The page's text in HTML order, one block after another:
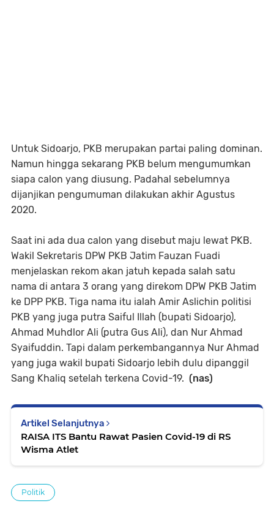
Untuk Sidoarjo, PKB merupakan partai paling dominan.
Namun hingga sekarang PKB belum mengumumkan
siapa calon yang diusung. Padahal sebelumnya
dijanjikan pengumuman dilakukan akhir Agustus
2020.
Saat ini ada dua calon yang disebut maju lewat PKB.
Wakil Sekretaris DPW PKB Jatim Fauzan Fuadi
menjelaskan rekom akan jatuh kepada salah satu
nama di antara 3 orang yang direkom DPW PKB Jatim
ke DPP PKB. Tiga nama itu ialah Amir Aslichin politisi
PKB yang juga putra Saiful Illah (bupati Sidoarjo),
Ahmad Muhdlor Ali (putra Gus Ali), dan Nur Ahmad
Syaifuddin. Tapi dalam perkembangannya Nur Ahmad
yang juga wakil bupati Sidoarjo lebih dulu dipanggil
Sang Khaliq setelah terkena Covid-19. (nas)
Artikel Selanjutnya
RAISA ITS Bantu Rawat Pasien Covid-19 di RS
Wisma Atlet
Politik